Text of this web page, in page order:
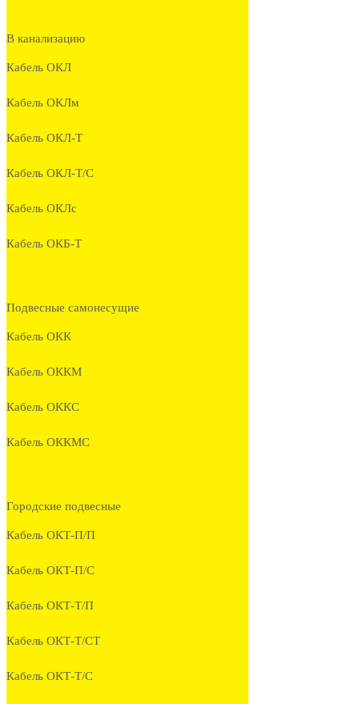
В канализацию
Кабель ОКЛ
Кабель ОКЛм
Кабель ОКЛ-Т
Кабель ОКЛ-Т/С
Кабель ОКЛc
Кабель ОКБ-Т
Подвесные самонесущие
Кабель ОКК
Кабель ОККМ
Кабель ОККС
Кабель ОККМС
Городские подвесные
Кабель ОКТ-П/П
Кабель ОКТ-П/С
Кабель ОКТ-Т/П
Кабель ОКТ-Т/СТ
Кабель ОКТ-Т/С